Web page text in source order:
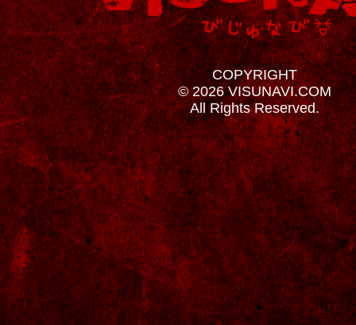
COPYRIGHT
© 2026 VISUNAVI.COM
All Rights Reserved.